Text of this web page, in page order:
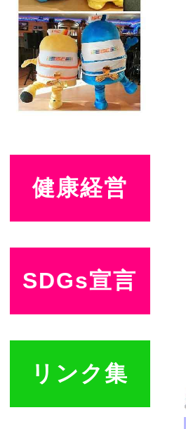
健康経営
SDGs宣言
リンク集